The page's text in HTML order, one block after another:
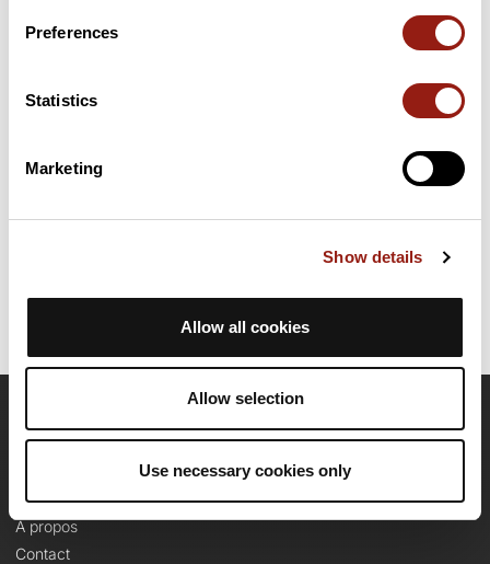
Preferences
Statistics
Marketing
Show details
Allow all cookies
Allow selection
Use necessary cookies only
Découvrez ce parcours de vélo de 113,1 km à proximité de
Saint-Pée-sur-Nivelle. Il présente une ascension cumulée de
Date de création du parcours: 27 octobre 2017 à 12:52:17.
OpenRunner
Carrières
À propos
Contact